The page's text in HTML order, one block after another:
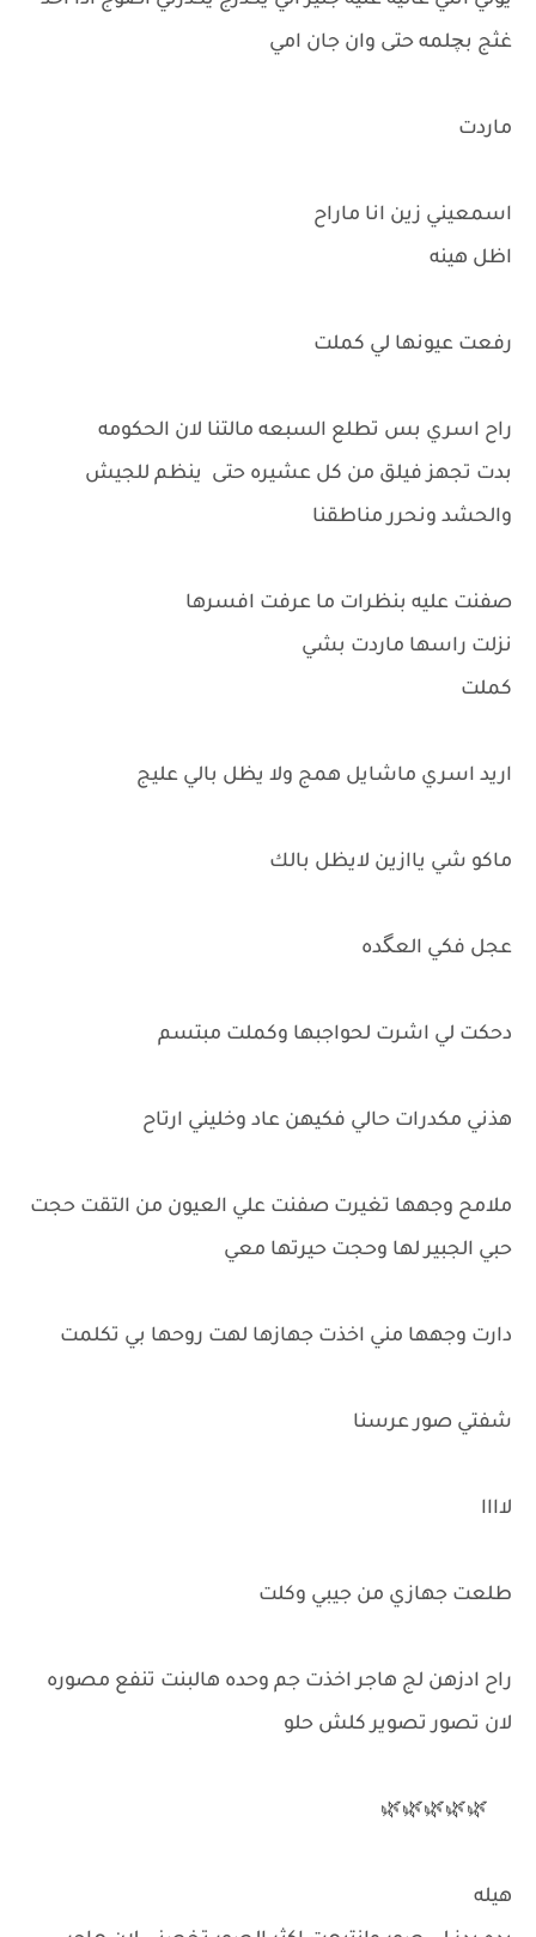
غثج بچلمه حتى وان جان امي
ماردت
اسمعيني زين انا ماراح
اظل هينه
رفعت عيونها لي كملت
راح اسري بس تطلع السبعه مالتنا لان الحكومه
بدت تجهز فيلق من كل عشيره حتى ينظم للجيش
والحشد ونحرر مناطقنا
صفنت عليه بنظرات ما عرفت افسرها
نزلت راسها ماردت بشي
كملت
اريد اسري ماشايل همج ولا يظل بالي عليج
ماكو شي ياازين لايظل بالك
عجل فكي العگده
دحكت لي اشرت لحواجبها وكملت مبتسم
هذني مكدرات حالي فكيهن عاد وخليني ارتاح
ملامح وجهها تغيرت صفنت علي العيون من التقت حجت
حبي الجبير لها وحجت حيرتها معي
دارت وجهها مني اخذت جهازها لهت روحها بي تكلمت
شفتي صور عرسنا
لاااا
طلعت جهازي من جيبي وكلت
راح ادزهن لج هاجر اخذت جم وحده هالبنت تنفع مصوره
لان تصور تصوير كلش حلو
🌿🌿🌿🌿🌿
هيله